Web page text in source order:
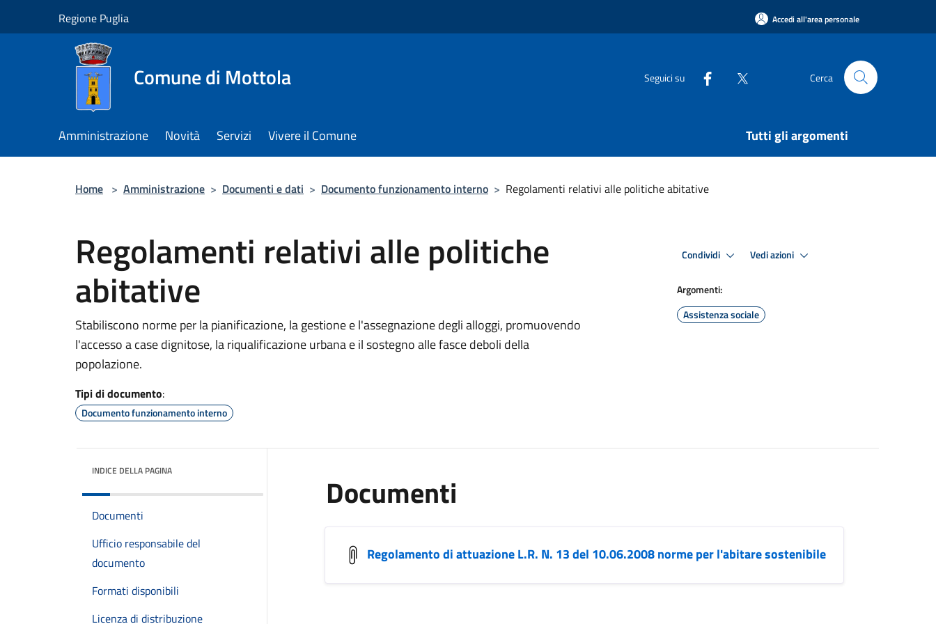
Regione Puglia Accedi all'area personale
Comune di Mottola Seguici su Cerca
Amministrazione Novità Servizi Vivere il Comune Tutti gli argomenti
Home > Amministrazione > Documenti e dati > Documento funzionamento interno > Regolamenti relativi alle politiche abitative
Regolamenti relativi alle politiche
abitative
Stabiliscono norme per la pianificazione, la gestione e l'assegnazione degli alloggi, promuovendo
l'accesso a case dignitose, la riqualificazione urbana e il sostegno alle fasce deboli della
popolazione.
Tipi di documento:
Documento funzionamento interno
Condividi Vedi azioni
Argomenti:
Assistenza sociale
INDICE DELLA PAGINA
Documenti
Ufficio responsabile del
documento
Formati disponibili
Licenza di distribuzione
Documenti
Regolamento di attuazione L.R. N. 13 del 10.06.2008 norme per l'abitare sostenibile